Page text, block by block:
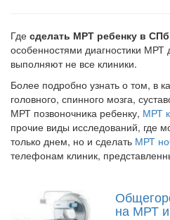
Где сделать МРТ ребенку в СПб
особенностями диагностики МРТ
выполняют не все клиники.
Более подробно узнать о том, в
головного, спинного мозга,
МРТ позвоночника ребенку, МРТ
прочие виды исследований, где
только днем, но и сделать МРТ
телефонам клиник,
на МРТ